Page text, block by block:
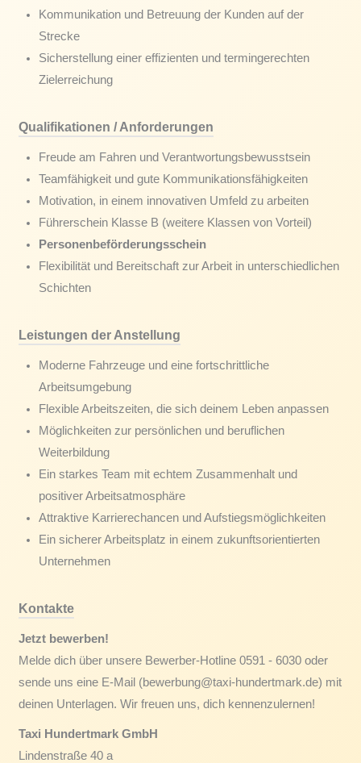
Kommunikation und Betreuung der Kunden auf der
Strecke
Sicherstellung einer effizienten und termingerechten
Zielerreichung
Qualifikationen / Anforderungen
Freude am Fahren und Verantwortungsbewusstsein
Teamfähigkeit und gute Kommunikationsfähigkeiten
Motivation, in einem innovativen Umfeld zu arbeiten
Führerschein Klasse B (weitere Klassen von Vorteil)
Personenbeförderungsschein
Flexibilität und Bereitschaft zur Arbeit in unterschiedlichen
Schichten
Leistungen der Anstellung
Moderne Fahrzeuge und eine fortschrittliche
Arbeitsumgebung
Flexible Arbeitszeiten, die sich deinem Leben anpassen
Möglichkeiten zur persönlichen und beruflichen
Weiterbildung
Ein starkes Team mit echtem Zusammenhalt und
positiver Arbeitsatmosphäre
Attraktive Karrierechancen und Aufstiegsmöglichkeiten
Ein sicherer Arbeitsplatz in einem zukunftsorientierten
Unternehmen
Kontakte
Jetzt bewerben!
Melde dich über unsere Bewerber-Hotline 0591 - 6030 oder
sende uns eine E-Mail (bewerbung@taxi-hundertmark.de) mit
deinen Unterlagen. Wir freuen uns, dich kennenzulernen!
Taxi Hundertmark GmbH
Lindenstraße 40 a